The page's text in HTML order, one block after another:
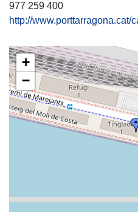
977 259 400
http://www.porttarragona.cat/
+
−